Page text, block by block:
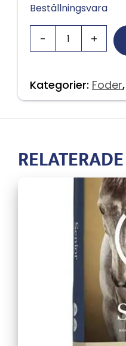
Beställningsvara
Kategorier: Foder,